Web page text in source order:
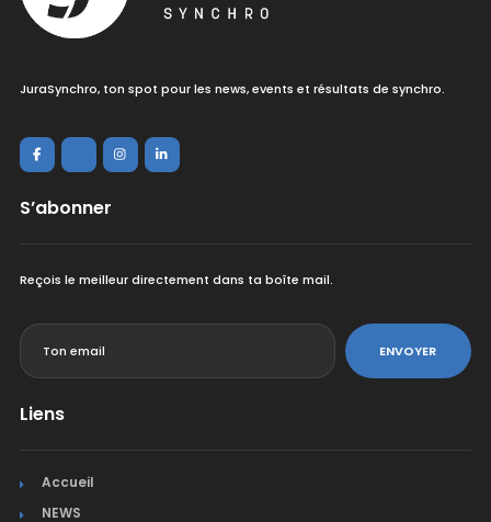
JuraSynchro, ton spot pour les news, events et résultats de synchro.
S’abonner
Reçois le meilleur directement dans ta boîte mail.
ENVOYER
Liens
Accueil
NEWS